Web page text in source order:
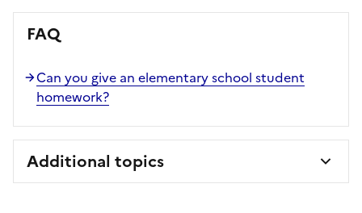
FAQ
Can you give an elementary school student
homework?
Additional topics